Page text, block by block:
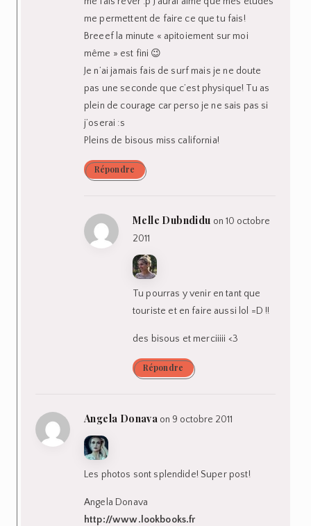
me permettent de faire ce que tu fais!
Breeef la minute « apitoiement sur moi
même » est fini 😉
Je n’ai jamais fais de surf mais je ne doute
pas une seconde que c’est physique! Tu as
plein de courage car perso je ne sais pas si
j’oserai :s
Pleins de bisous miss california!
Répondre
Melle Dubndidu on 10 octobre
2011
Tu pourras y venir en tant que
touriste et en faire aussi lol =D !!
des bisous et merciiiii <3
Répondre
Angela Donava on 9 octobre 2011
Les photos sont splendide! Super post!
Angela Donava
http://www.lookbooks.fr